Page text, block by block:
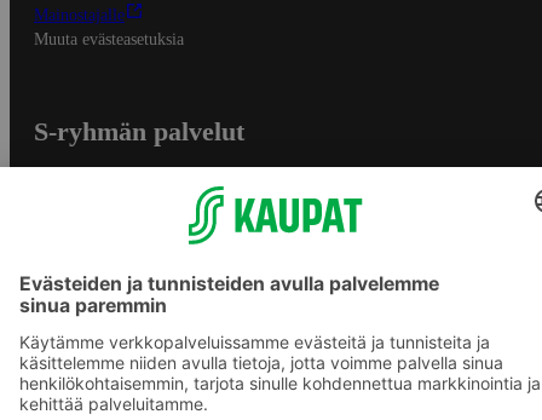
Mainostajalle
Muuta evästeasetuksia
S-ryhmän palvelut
S-ostoslista -sovellus
Prisma.fi
Sokos.fi
S-Pankki
Yhteishyvä
Sokos Hotels